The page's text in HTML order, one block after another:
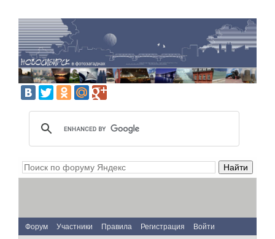
Форум Участники Правила Регистрация Войти